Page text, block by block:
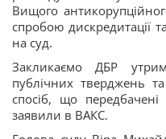
Вищого
спробою дискредитації
на суд.
Закликаємо ДБР
публічних тверджень
спосіб, що
заявили в ВАКС.